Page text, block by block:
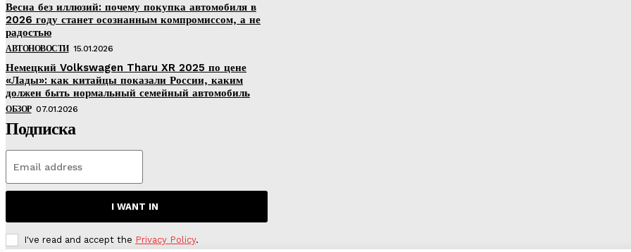
Весна без иллюзий: почему покупка автомобиля в
2026 году станет осознанным компромиссом, а не
радостью
АВТОНОВОСТИ 15.01.2026
Немецкий Volkswagen Tharu XR 2025 по цене
«Лады»: как китайцы показали России, каким
должен быть нормальный семейный автомобиль
ОБЗОР 07.01.2026
Подписка
I WANT IN
I've read and accept the Privacy Policy.